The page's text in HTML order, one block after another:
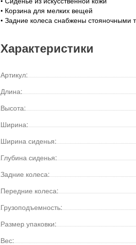
• Корзина для мелких вещей
• Задние колеса снабжены стояночными
Характеристики
Артикул:
Длина:
Высота:
Ширина:
Ширина сиденья:
Глубина сиденья:
Задние колеса:
Передние колеса:
Грузоподъемность:
Размер упаковки:
Вес: